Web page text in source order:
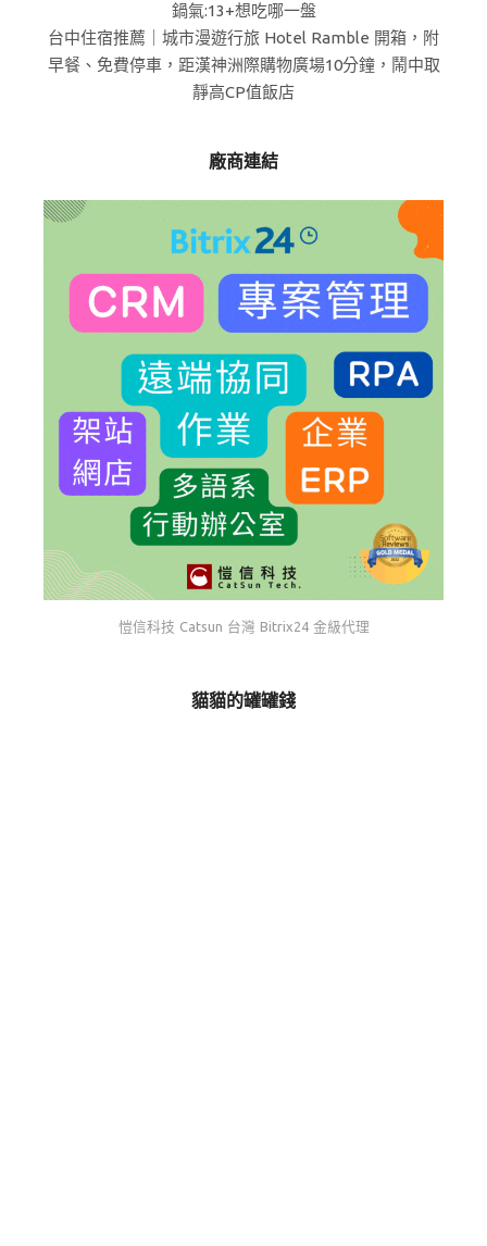
鍋氣:13+想吃哪一盤
台中住宿推薦｜城市漫遊行旅 Hotel Ramble 開箱，附
早餐、免費停車，距漢神洲際購物廣場10分鐘，鬧中取
靜高CP值飯店
廠商連結
愷信科技 Catsun 台灣 Bitrix24 金級代理
貓貓的罐罐錢